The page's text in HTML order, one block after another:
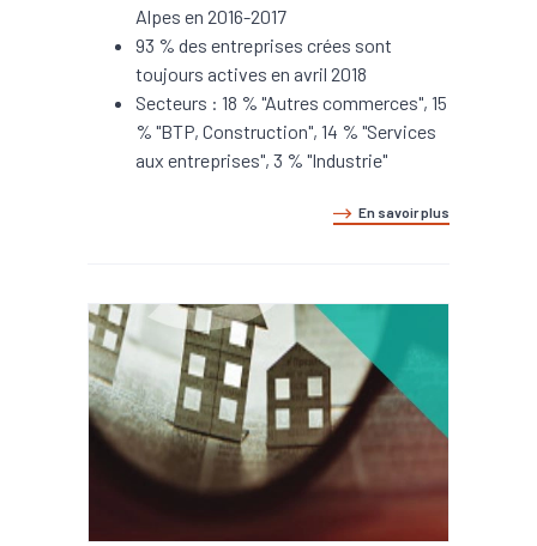
Alpes en 2016-2017
93 % des entreprises crées sont
toujours actives en avril 2018
Secteurs : 18 % "Autres commerces", 15
% "BTP, Construction", 14 % "Services
aux entreprises", 3 % "Industrie"
En savoir plus